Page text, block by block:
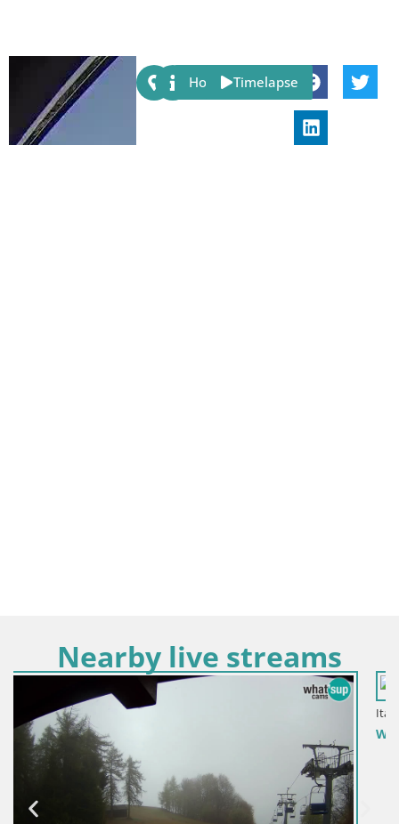
Share:
Host Timelapse
Nearby live streams
Italija / Piemont / Roburent
Web kamera Mont Alpet – Roburent – Cuneo